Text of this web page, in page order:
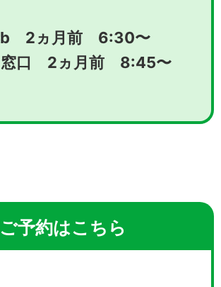
2ヵ月前 6:30〜
窓口 2ヵ月前 8:45〜
ご予約はこちら